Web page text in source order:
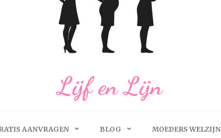
Lijf en Lijn
AANVRAGEN BLOG MOEDERS WELZIJN